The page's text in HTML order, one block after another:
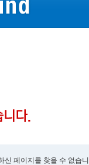
신 페이지를 찾을 수 없습